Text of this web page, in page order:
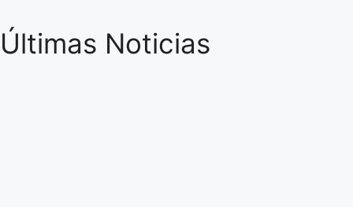
Últimas Noticias